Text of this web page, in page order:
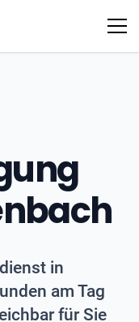
in
am Tag
für Sie